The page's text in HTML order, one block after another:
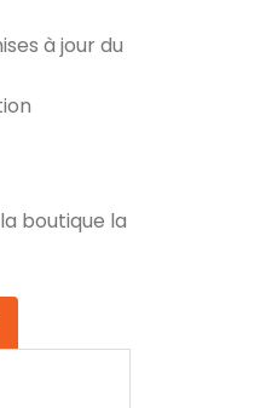
à jour du
boutique la